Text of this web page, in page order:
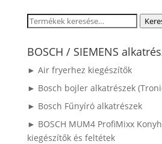
Keresés
következőre:
BOSCH / SIEMENS
► Air fryerhez kiegészítők
► Bosch bojler alkatrészek
► Bosch Fűnyíró alkatrészek
► BOSCH MUM4 ProfiMixx
kiegészítők és feltétek